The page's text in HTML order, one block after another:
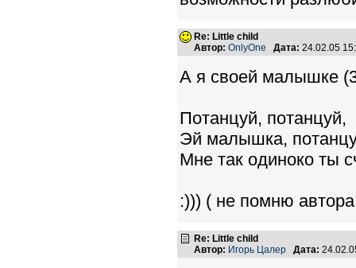
Re: Little child
Автор: OnlyOne Дата: 24.02.05
А я своей малышке
Потанцуй, потанцуй,
Эй малышка,
Мне так одиноко ты
:))) ( не помню
Re: Little child
Автор: Игорь Цалер Дата: